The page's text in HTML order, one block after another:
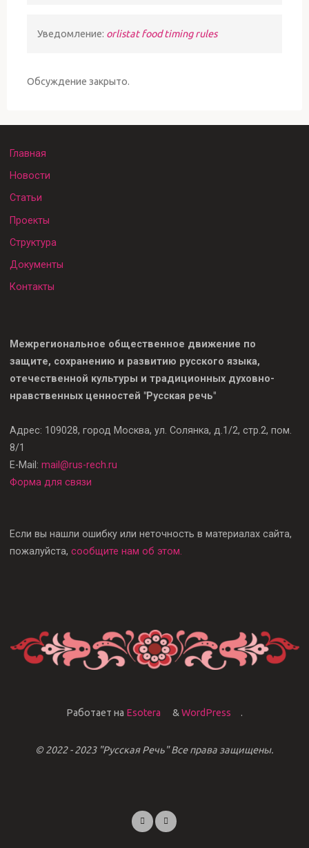
Уведомление: orlistat food timing rules
Обсуждение закрыто.
Главная
Новости
Статьи
Проекты
Структура
Документы
Контакты
Межрегиональное общественное движение по
защите, сохранению и развитию русского языка,
отечественной культуры и традиционных духовно-
нравственных ценностей "Русская речь"
Адрес: 109028, город Москва, ул. Солянка, д.1/2, стр.2, пом.
8/1
E-Mail:mail@rus-rech.ru
Форма для связи
Если вы нашли ошибку или неточность в материалах сайта,
пожалуйста,сообщите нам об этом.
Работает на Esotera &WordPress .
© 2022 - 2023 "Русская Речь" Все права защищены.